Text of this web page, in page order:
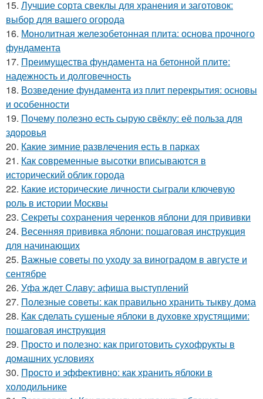
15. Лучшие сорта свеклы для хранения и заготовок:
выбор для вашего огорода
16. Монолитная железобетонная плита: основа прочного
фундамента
17. Преимущества фундамента на бетонной плите:
надежность и долговечность
18. Возведение фундамента из плит перекрытия: основы
и особенности
19. Почему полезно есть сырую свёклу: её польза для
здоровья
20. Какие зимние развлечения есть в парках
21. Как современные высотки вписываются в
исторический облик города
22. Какие исторические личности сыграли ключевую
роль в истории Москвы
23. Секреты сохранения черенков яблони для прививки
24. Весенняя прививка яблони: пошаговая инструкция
для начинающих
25. Важные советы по уходу за виноградом в августе и
сентябре
26. Уфа ждет Славу: афиша выступлений
27. Полезные советы: как правильно хранить тыкву дома
28. Как сделать сушеные яблоки в духовке хрустящими:
пошаговая инструкция
29. Просто и полезно: как приготовить сухофрукты в
домашних условиях
30. Просто и эффективно: как хранить яблоки в
холодильнике